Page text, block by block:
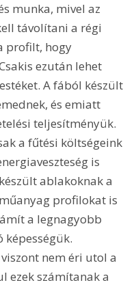
munka, mivel az
távolítani a régi
profilt, hogy
ezután lehet
A fából készült
és emiatt
teljesítményük.
a fűtési költségeink
is
ablakoknak a
profilokat is
a legnagyobb
képességük.
nem éri utol a
ezek számítanak a